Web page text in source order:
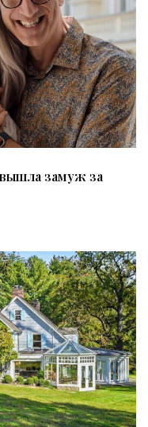
замуж за